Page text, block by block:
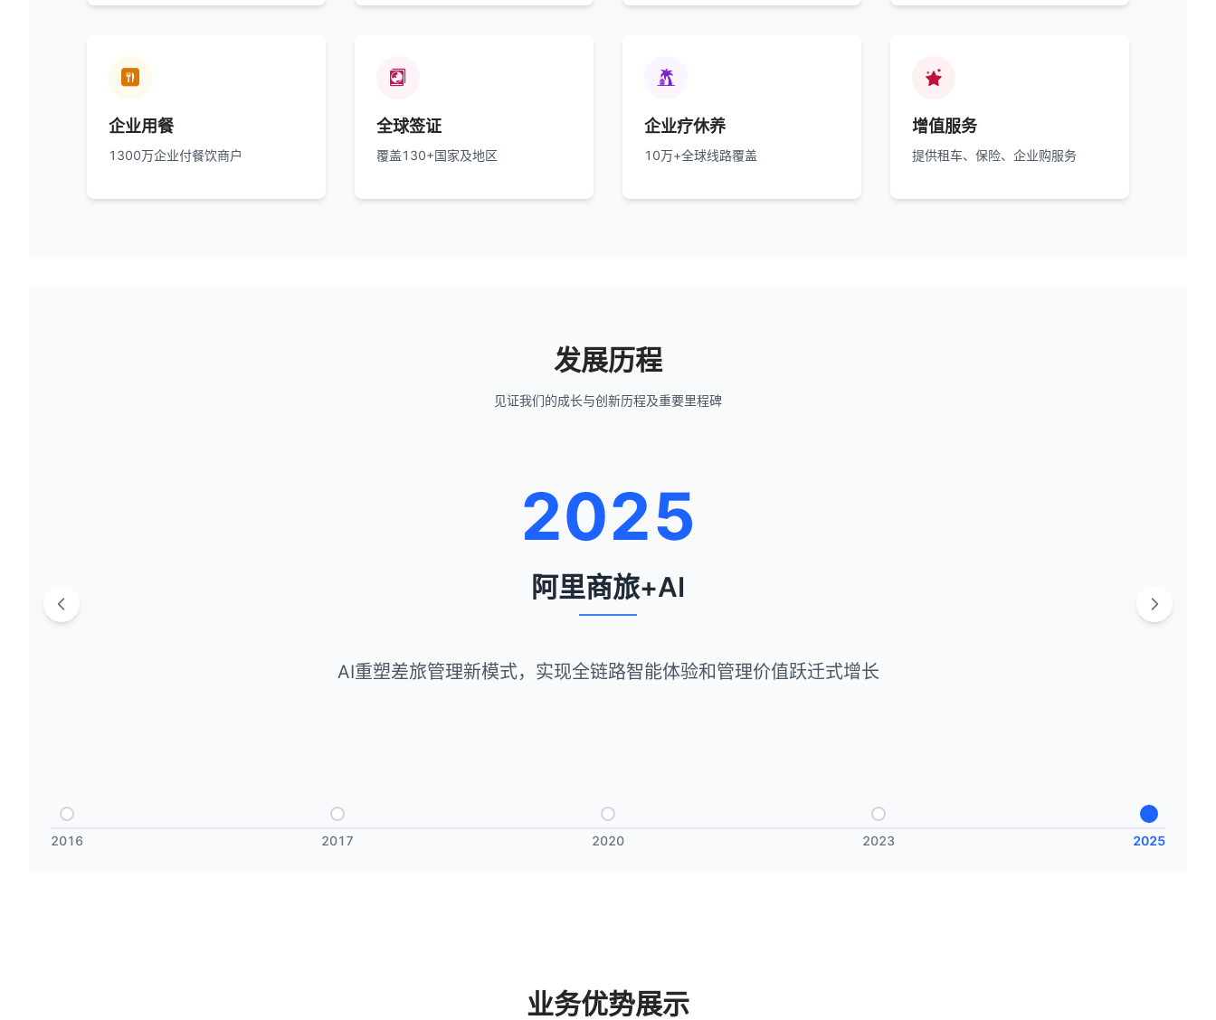

企业用餐
1300万企业付餐饮商户

全球签证
覆盖130+国家及地区

企业疗休养
10万+全球线路覆盖

增值服务
提供租车、保险、企业购服务
发展历程
见证我们的成长与创新历程及重要里程碑
2025
阿里商旅+AI
AI重塑差旅管理新模式，实现全链路智能体验和管理价值跃迁式增长
2016 2017 2020 2023 2025
业务优势展示